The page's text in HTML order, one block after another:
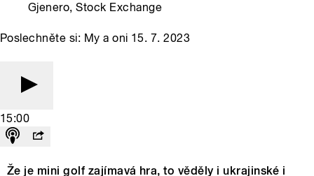
Gjenero, Stock Exchange
Poslechněte si: My a oni 15. 7. 2023
15:00
Že je mini golf zajímavá hra, to věděly i ukrajinské i